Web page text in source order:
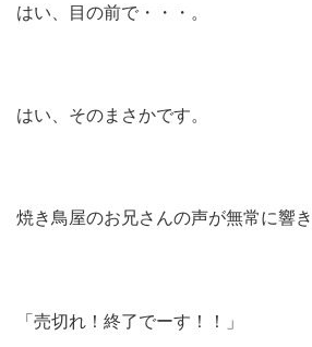
はい、目の前で・・・。
はい、そのまさかです。
焼き鳥屋のお兄さんの声が無常に響き
「売切れ！終了でーす！！」